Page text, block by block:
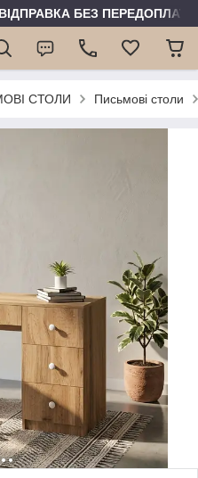
БЕЗ ПЕРЕДОПЛАТИ
СТОЛИ Письмові столи